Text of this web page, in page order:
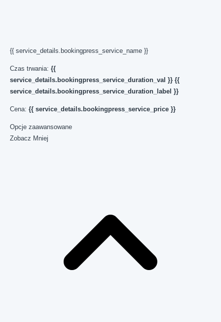
{{ service_details.bookingpress_service_name }}
Czas trwania: {{
service_details.bookingpress_service_duration_val }} {{
service_details.bookingpress_service_duration_label }}
Cena: {{ service_details.bookingpress_service_price }}
Opcje zaawansowane
Zobacz Mniej